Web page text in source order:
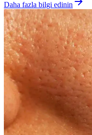
Daha fazla bilgi edinin